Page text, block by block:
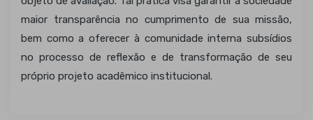
maior transparência no cumprimento de sua missão,
bem como a oferecer à comunidade interna subsídios
no processo de reflexão e de transformação de seu
próprio projeto acadêmico institucional.